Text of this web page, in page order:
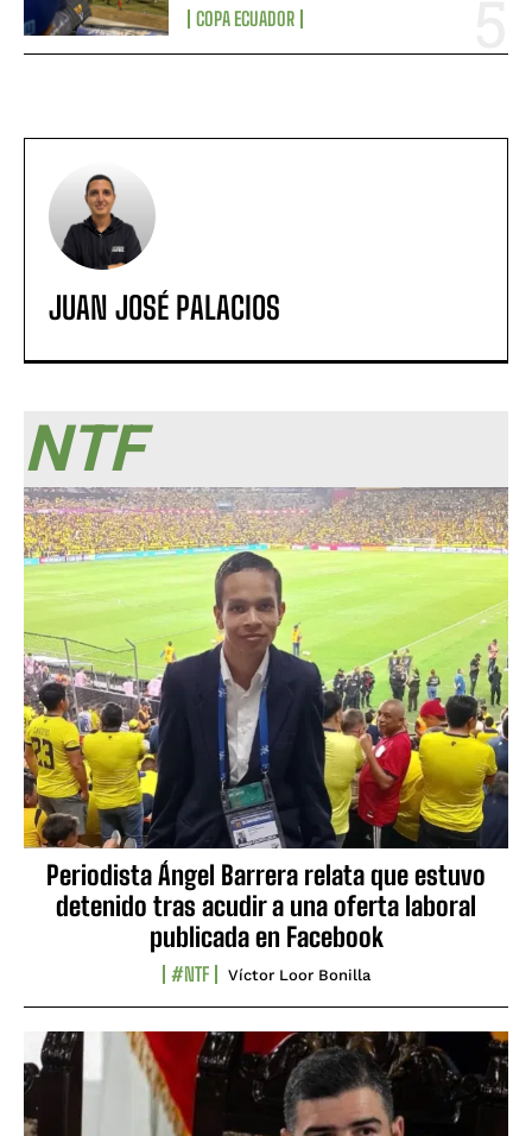
COPA ECUADOR
JUAN JOSÉ PALACIOS
NTF
Periodista Ángel Barrera relata que estuvo
detenido tras acudir a una oferta laboral
publicada en Facebook
#NTF Víctor Loor Bonilla